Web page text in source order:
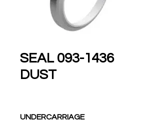
093-1436 SEAL
DUST
UNDERCARRIAGE